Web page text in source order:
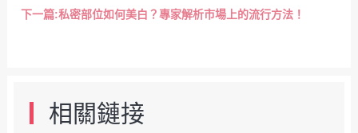
下一篇:私密部位如何美白？專家解析市場上的流行方法！
相關鏈接